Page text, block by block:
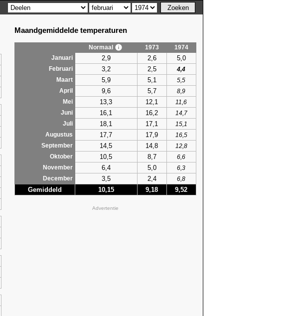
Maandgemiddelde temperaturen
Normaal 1973
1974
Januari
2,9 2,6 5,0
Februari 3,2 2,5
4,4
Maart
5,9 5,1
5,5
April
9,6 5,7
8,9
Mei
13,3 12,1
11,6
Juni
16,1 16,2
14,7
Juli
18,1 17,1
15,1
Augustus
17,7 17,9
16,5
September
14,5 14,8
12,8
Oktober
10,5 8,7
6,6
November
6,4 5,0
6,3
December
3,5 2,4 6,8
Gemiddeld 10,15 9,18 9,52
Advertentie